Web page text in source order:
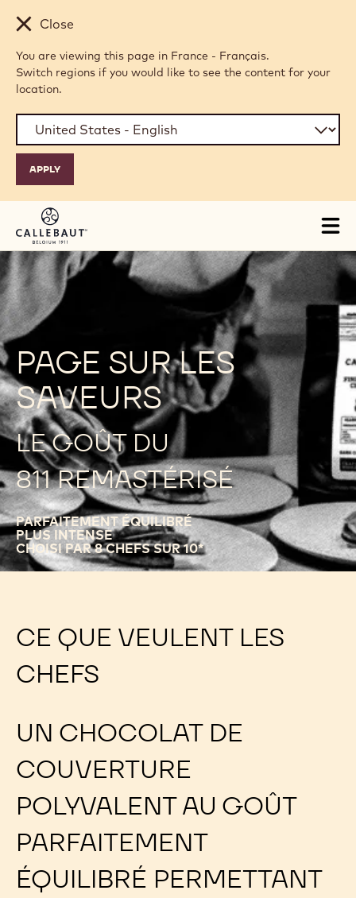
Skip to main content
Close
You are viewing this page in France - Français.
Switch regions if you would like to see the content for your
location.
PAGE SUR LES
SAVEURS
LE GOÛT DU
811 REMASTÉRISÉ
PARFAITEMENT ÉQUILIBRÉ
PLUS INTENSE
CHOISI PAR 8 CHEFS SUR 10*
CE QUE VEULENT LES
CHEFS
UN CHOCOLAT DE
COUVERTURE
POLYVALENT AU GOÛT
PARFAITEMENT
ÉQUILIBRÉ PERMETTANT